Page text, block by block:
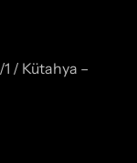
1 / Kütahya –